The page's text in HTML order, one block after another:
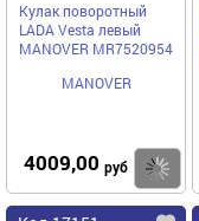
Кулак поворотный
LADA Vesta левый
MANOVER MR7520954
MANOVER
4009,00 руб